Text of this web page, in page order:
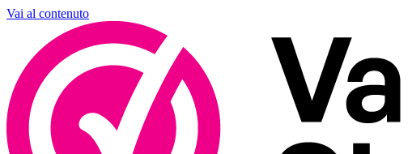
Vai al contenuto